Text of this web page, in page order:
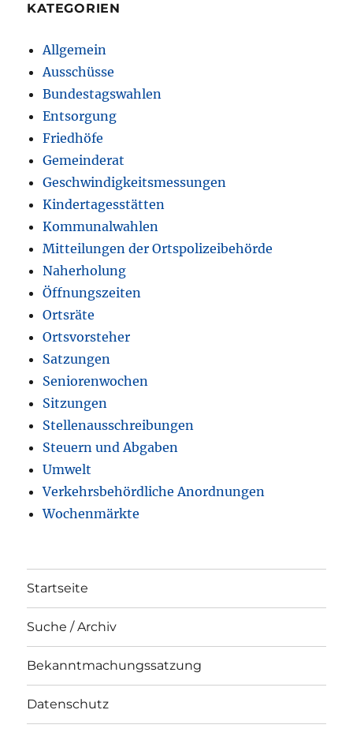
KATEGORIEN
Allgemein
Ausschüsse
Bundestagswahlen
Entsorgung
Friedhöfe
Gemeinderat
Geschwindigkeitsmessungen
Kindertagesstätten
Kommunalwahlen
Mitteilungen der Ortspolizeibehörde
Naherholung
Öffnungszeiten
Ortsräte
Ortsvorsteher
Satzungen
Seniorenwochen
Sitzungen
Stellenausschreibungen
Steuern und Abgaben
Umwelt
Verkehrsbehördliche Anordnungen
Wochenmärkte
Startseite
Suche / Archiv
Bekanntmachungssatzung
Datenschutz